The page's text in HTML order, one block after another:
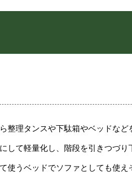
理タンスや下駄箱やベッドな
て軽量化し、階段を引きつづり
うベッドでソファとしても使え